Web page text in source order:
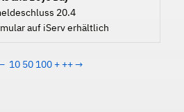
20.4
auf iServ erhältlich
− 10 50 100 + ++→